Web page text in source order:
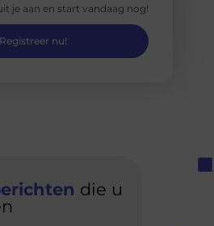
je aan en start vandaag nog!
Registreer nu!
die u